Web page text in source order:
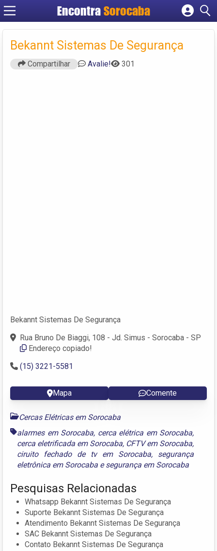
EncontraSorocaba
Cadastrar empresa
Criar conta
Bekannt Sistemas De Segurança
Compartilhar Avalie! 301
Bekannt Sistemas De Segurança
Rua Bruno De Biaggi, 108 - Jd. Simus - Sorocaba - SP
Endereço copiado!
(15) 3221-5581
Mapa Comente
Cercas Elétricas em Sorocaba
alarmes em Sorocaba, cerca elétrica em Sorocaba,
cerca eletrificada em Sorocaba, CFTV em Sorocaba,
ciruito fechado de tv em Sorocaba, segurança
eletrônica em Sorocaba esegurança em Sorocaba
Pesquisas Relacionadas
Whatsapp Bekannt Sistemas De Segurança
Suporte Bekannt Sistemas De Segurança
Atendimento Bekannt Sistemas De Segurança
SAC Bekannt Sistemas De Segurança
Contato Bekannt Sistemas De Segurança